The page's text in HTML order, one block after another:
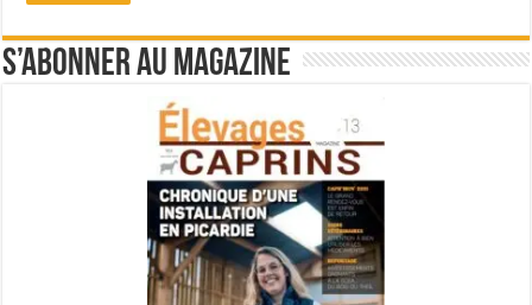
S’abonner au magazine